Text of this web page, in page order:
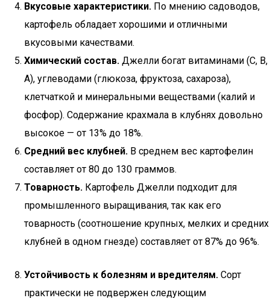
Вкусовые характеристики. По мнению садоводов,
картофель обладает хорошими и отличными
вкусовыми качествами.
Химический состав. Джелли богат витаминами (С, В,
А), углеводами (глюкоза, фруктоза, сахароза),
клетчаткой и минеральными веществами (калий и
фосфор). Содержание крахмала в клубнях довольно
высокое — от 13% до 18%.
Средний вес клубней. В среднем вес картофелин
составляет от 80 до 130 граммов.
Товарность. Картофель Джелли подходит для
промышленного выращивания, так как его
товарность (соотношение крупных, мелких и средних
клубней в одном гнезде) составляет от 87% до 96%.
Устойчивость к болезням и вредителям. Сорт
практически не подвержен следующим